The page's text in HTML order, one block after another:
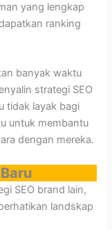
yang lengkap
ranking
banyak waktu
strategi SEO
tidak layak bagi
untuk membantu
dengan mereka.
SEO brand lain,
landskap